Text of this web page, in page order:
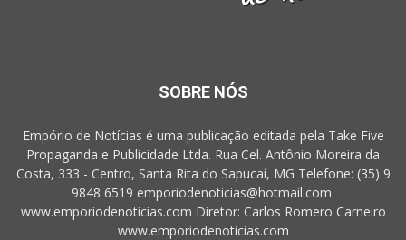
SOBRE NÓS
Empório de Notícias é uma publicação editada pela Take Five
Propaganda e Publicidade Ltda. Rua Cel. Antônio Moreira da
Costa, 333 - Centro, Santa Rita do Sapucaí, MG Telefone: (35) 9
9848 6519 emporiodenoticias@hotmail.com.
www.emporiodenoticias.com Diretor: Carlos Romero Carneiro
www.emporiodenoticias.com